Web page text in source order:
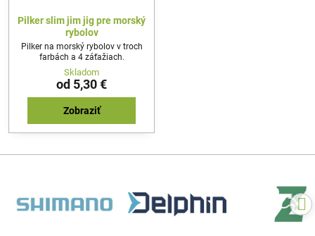
Pilker slim jim jig pre morský
rybolov
Pilker na morský rybolov v troch
farbách a 4 záťažiach.
Skladom
od 5,30 €
Zobraziť